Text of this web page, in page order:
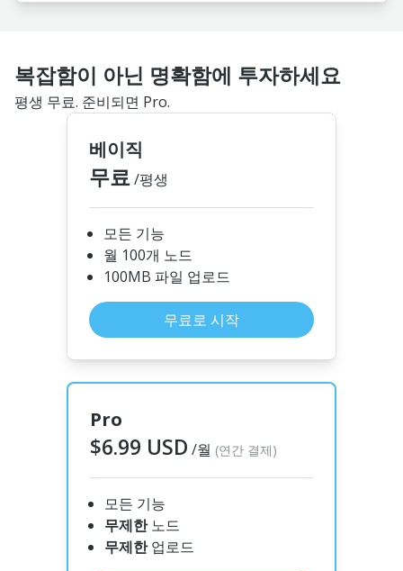
복잡함이 아닌 명확함에 투자하세요
평생 무료. 준비되면 Pro.
베이직
무료/평생
모든 기능
월 100개 노드
100MB 파일 업로드
무료로 시작
Pro
$6.99 USD /월 (연간 결제)
모든 기능
무제한노드
무제한업로드